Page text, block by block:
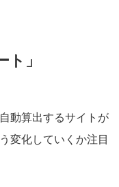
」
動算出するサイトが
変化していくか注目